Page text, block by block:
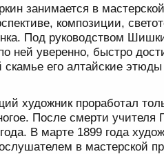
занимается в
композиции,
Под руководством
ней уверенно, быстро
скамье его алтайские
художник проработал
После смерти учителя
В марте 1899 года
в мастерской